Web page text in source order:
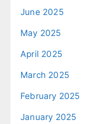
June 2025
May 2025
April 2025
March 2025
February 2025
January 2025